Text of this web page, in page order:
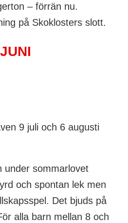
– förrän nu.
på Skoklosters slott.
9 juli och 6 augusti
under sommarlovet
och spontan lek men
Det bjuds på
alla barn mellan 8 och